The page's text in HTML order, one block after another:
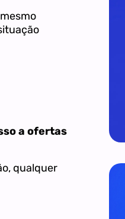
a ofertas
qualquer